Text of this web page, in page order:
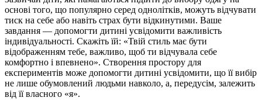
основі того, що популярно серед однолітків, можуть відчувати
тиск на себе або навіть страх бути відкинутими. Ваше
завдання — допомогти дитині усвідомити важливість
індивідуальності. Скажіть їй: «Твій стиль має бути
відображенням тебе, важливо, щоб ти відчувала себе
комфортно і впевнено». Створення простору для
експериментів може допомогти дитині усвідомити, що її вибір
не лише обумовлений людьми навколо, а, передусім, залежить
від її власного «я».